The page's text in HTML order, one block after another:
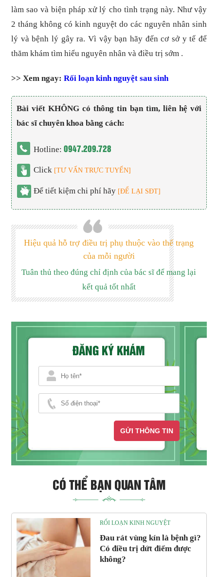
làm sao và biện pháp xử lý cho tình trạng này. Như vậy
2 tháng không có kinh nguyệt do các nguyên nhân sinh
lý và bệnh lý gây ra. Vì vậy bạn hãy đến cơ sở y tế để
thăm khám tìm hiểu nguyên nhân và điều trị sớm .
>> Xem ngay:Rối loạn kinh nguyệt sau sinh
Bài viết KHÔNG có thông tin bạn tìm, liên hệ với
bác sĩ chuyên khoa bằng cách:
Hotline:0947.209.728
Click [TƯ VẤN TRỰC TUYẾN]
Để tiết kiệm chi phí hãy [ĐỂ LẠI SĐT]
Hiệu quả hỗ trợ điều trị phụ thuộc vào thể trạng
của mỗi người
Tuân thủ theo đúng chỉ định của bác sĩ để mang lại
kết quả tốt nhất
ĐĂNG KÝ KHÁM
GỬI THÔNG TIN
CÓ THỂ BẠN QUAN TÂM
RỐI LOẠN KINH NGUYỆT
Đau rát vùng kín là bệnh gì?
Có điều trị dứt điểm được
không?